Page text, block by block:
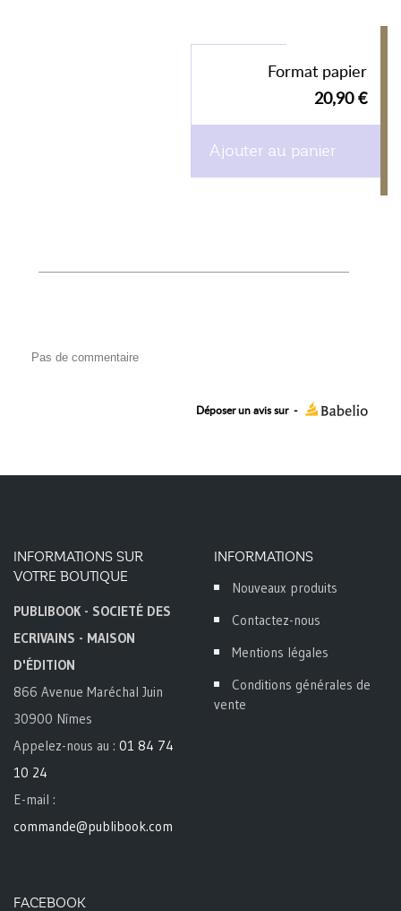
Format papier
20,90 €
Ajouter au panier
Pas de commentaire
Déposer un avis sur -
INFORMATIONS SUR
VOTRE BOUTIQUE
PUBLIBOOK - SOCIETÉ DES
ECRIVAINS - MAISON
D'ÉDITION
866 Avenue Maréchal Juin
30900 Nîmes
Appelez-nous au : 01 84 74
10 24
E-mail :
commande@publibook.com
INFORMATIONS
Nouveaux produits
Contactez-nous
Mentions légales
Conditions générales de
vente
FACEBOOK